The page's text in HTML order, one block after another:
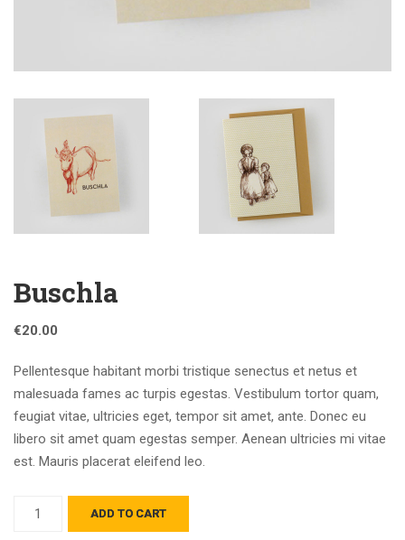
Buschla
€20.00
Pellentesque habitant morbi tristique senectus et netus et
malesuada fames ac turpis egestas. Vestibulum tortor quam,
feugiat vitae, ultricies eget, tempor sit amet, ante. Donec eu
libero sit amet quam egestas semper. Aenean ultricies mi vitae
est. Mauris placerat eleifend leo.
ADD TO CART